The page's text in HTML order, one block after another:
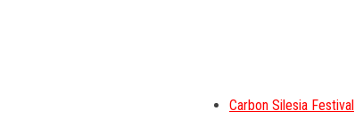
Carbon Silesia Festival